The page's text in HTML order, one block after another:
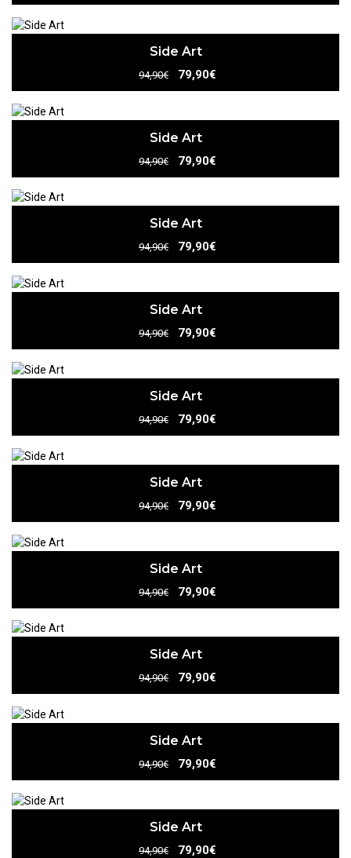
Side Art
94,90€ 79,90€
Side Art
94,90€ 79,90€
Side Art
94,90€ 79,90€
Side Art
94,90€ 79,90€
Side Art
94,90€ 79,90€
Side Art
94,90€ 79,90€
Side Art
94,90€ 79,90€
Side Art
94,90€ 79,90€
Side Art
94,90€ 79,90€
Side Art
94,90€ 79,90€